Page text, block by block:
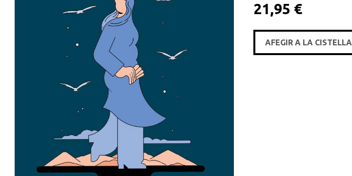
21,95 €
AFEGIR A LA CISTELLA